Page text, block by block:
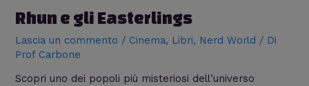
Rhun e gli Easterlings
Lascia un commento / Cinema, Libri, Nerd World / Di
Prof Carbone
Scopri uno dei popoli più misteriosi dell’universo